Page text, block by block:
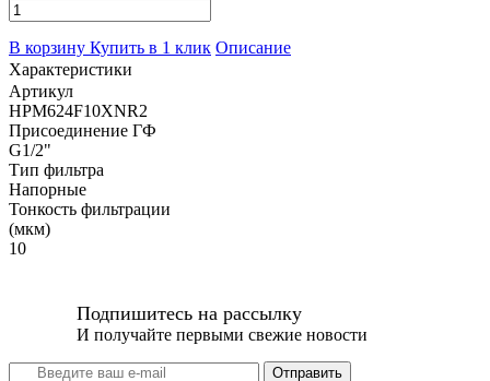
В корзину Купить в 1 клик Описание
Характеристики
Артикул
HPM624F10XNR2
Присоединение ГФ
G1/2"
Тип фильтра
Напорные
Тонкость фильтрации
(мкм)
10
Подпишитесь на рассылку
И получайте первыми свежие новости
Отправить